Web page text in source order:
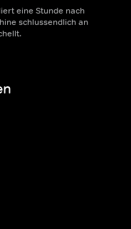
eine Stunde nach
schlussendlich an